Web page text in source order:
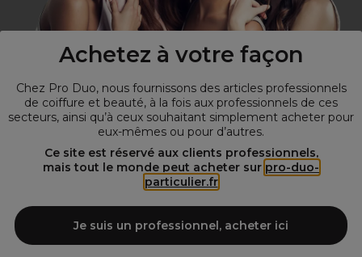
Achetez à votre façon
Chez Pro Duo, nous fournissons des articles professionnels
de coiffure et beauté, à la fois aux professionnels de ces
secteurs, ainsi qu’à ceux souhaitant simplement acheter pour
eux-mêmes ou pour d’autres.
Ce site est réservé aux clients professionnels,
mais tout le monde peut acheter sur pro-duo-
particulier.fr
Je suis un professionnel, acheter ici
Spécialiste de la coiffure et de la beauté, nous vous proposons une
large sélection de produits professionnels pour la coiffure et
Duo le fournisseur incontournable des salons de coiffure et instituts
de beauté! Notre gamme de produits s’adresse également à tous ceux
qui sont à la recherche de produits et d'accessoires de coiffure et de